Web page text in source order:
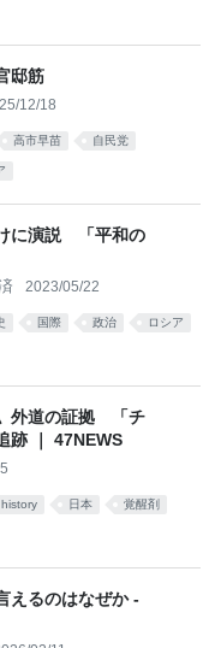
邸筋
12/18
高市早苗 自民党
に演説 「平和の
2023/05/22
国際 政治 ロシア
外道の証拠 「チ
跡 ｜ 47NEWS
history 日本 覚醒剤
えるのはなぜか -